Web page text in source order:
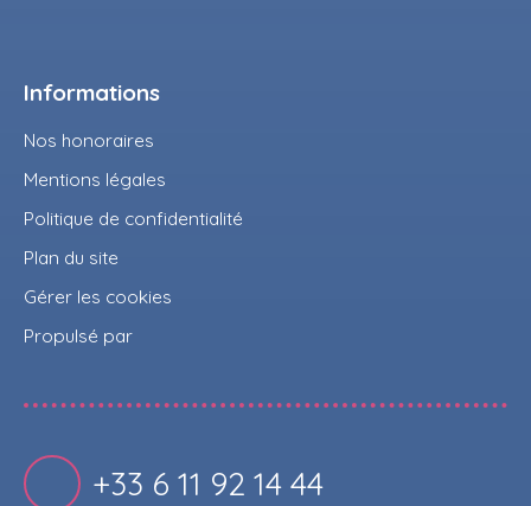
Informations
Nos honoraires
Mentions légales
Politique de confidentialité
Plan du site
Gérer les cookies
Propulsé par
+33 6 11 92 14 44